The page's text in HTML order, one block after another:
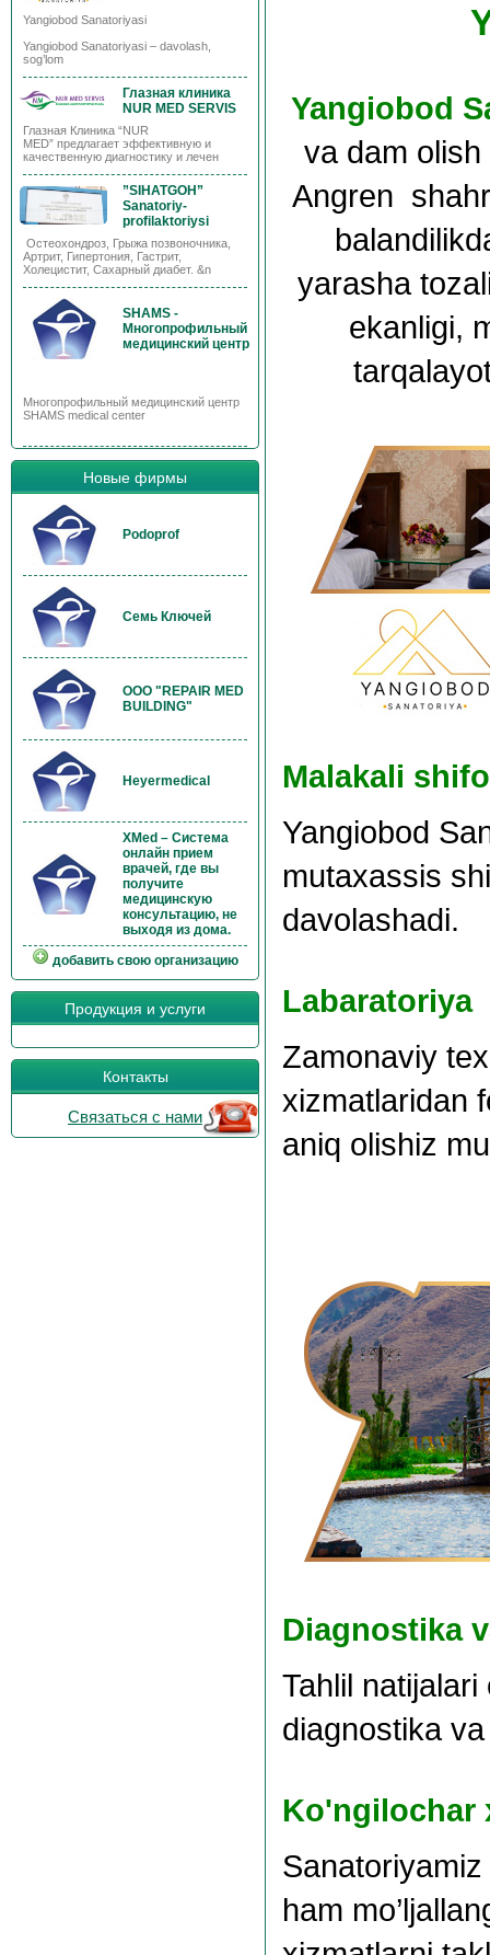
Yangiobod Sanatoriyasi
Yangiobod Sanatoriyasi – davolash,
sog’lom
Глазная клиника
NUR MED SERVIS
Глазная Клиника “NUR
MED” предлагает эффективную и
качественную диагностику и лечен
”SIHATGOH”
Sanatoriy-
profilaktoriysi
Остеохондроз, Грыжа позвоночника,
Артрит, Гипертония, Гастрит,
Холецистит, Сахарный диабет. &n
SHAMS -
Многопрофильный
медицинский центр
Многопрофильный медицинский центр
SHAMS medical center
Новые фирмы
Podoprof
Семь Ключей
OOO "REPAIR MED
BUILDING"
Heyermedical
XMed – Система
онлайн прием
врачей, где вы
получите
медицинскую
консультацию, не
выходя из дома.
добавить свою организацию
Продукция и услуги
Контакты
Связаться с нами
Yangiobod
va dam
Angren
yarasha
ekanligi,
Malakali
Yangiobod
mutaxassis
davolashadi.
Labaratoriya
Zamonaviy
xizmatlaridan
aniq olishiz
Diagnostika
Tahlil
diagnostika
Ko'ngilochar
ham